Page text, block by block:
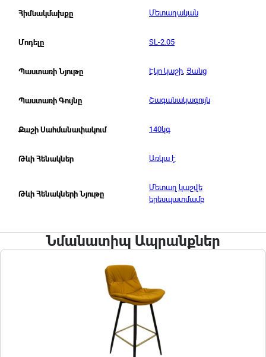
Հիմնակմախքը Մետաղական
Մոդելը SL-2.05
Պաստառի Նյութը Էկո կաշի, Ցանց
Պաստառի Գույնը Շագանակագույն
Քաշի Սահմանափակում 140կգ
Թևի Հենակներ Առկա է
Թևի Հենակների Նյութը
Մետաղ կաշվե
երեսպատմամբ
Նմանատիպ Ապրանքներ